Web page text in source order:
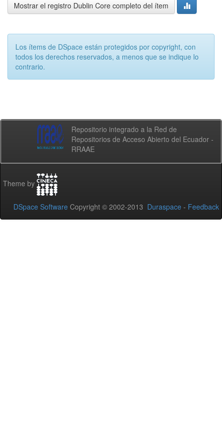
Mostrar el registro Dublin Core completo del ítem
Los ítems de DSpace están protegidos por copyright, con
todos los derechos reservados, a menos que se indique lo
contrario.
Repositorio integrado a la Red de
Repositorios de Acceso Abierto del Ecuador -
RRAAE
Theme by
DSpace Software Copyright © 2002-2013 Duraspace - Feedback